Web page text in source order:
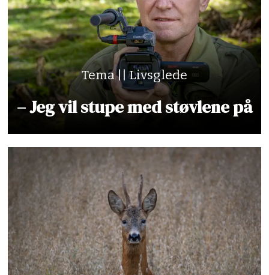
Tema || Livsglede
– Jeg vil stupe med støvlene på